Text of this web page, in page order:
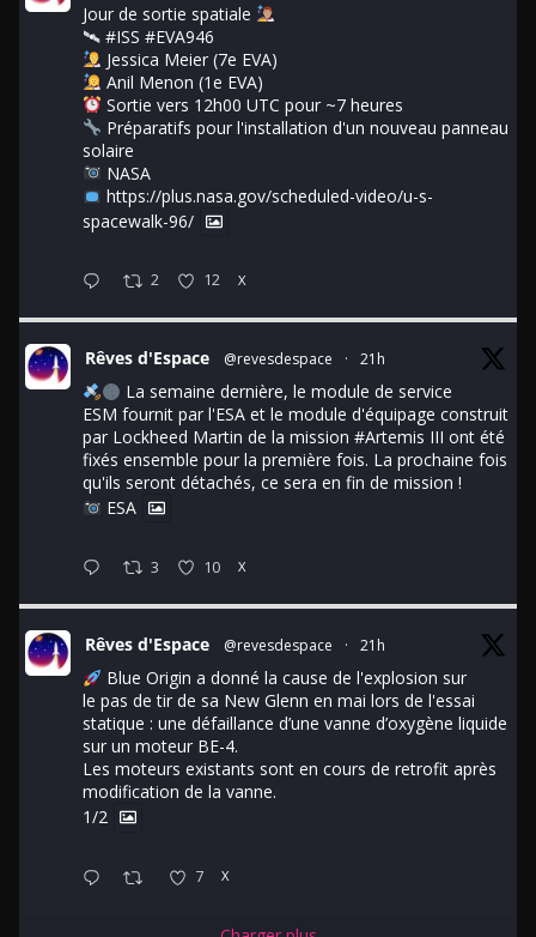
Jour de sortie spatiale
🛰 #ISS #EVA946
Jessica Meier (7e EVA)
Anil Menon (1e EVA)
Sortie vers 12h00 UTC pour ~7 heures
Préparatifs pour l'installation d'un nouveau panneau
solaire
NASA
https://plus.nasa.gov/scheduled-video/u-s-
spacewalk-96/
2 12 X
Rêves d'Espace @revesdespace · 21h
La semaine dernière, le module de service
ESM fournit par l'ESA et le module d'équipage construit
par Lockheed Martin de la mission #Artemis III ont été
fixés ensemble pour la première fois. La prochaine fois
qu'ils seront détachés, ce sera en fin de mission !
ESA
3 10 X
Rêves d'Espace @revesdespace · 21h
Blue Origin a donné la cause de l'explosion sur
le pas de tir de sa New Glenn en mai lors de l'essai
statique : une défaillance d’une vanne d’oxygène liquide
sur un moteur BE-4.
Les moteurs existants sont en cours de retrofit après
modification de la vanne.
1/2
7 X